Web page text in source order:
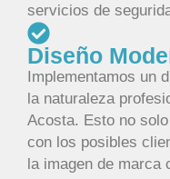
servicios de
Diseño
Implementamos un
la naturaleza
Acosta. Esto no
con los posibles
la imagen de marca